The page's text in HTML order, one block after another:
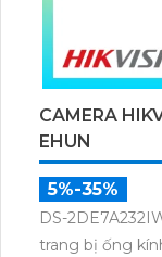
CAMERA
EHUN
5%-35%
DS-
trang bị ống